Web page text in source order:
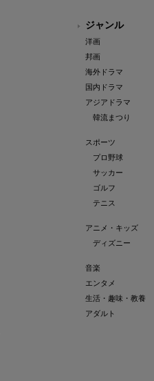
ジャンル
洋画
邦画
海外ドラマ
国内ドラマ
アジアドラマ
韓流まつり
スポーツ
プロ野球
サッカー
ゴルフ
テニス
アニメ・キッズ
ディズニー
音楽
エンタメ
生活・趣味・教養
アダルト